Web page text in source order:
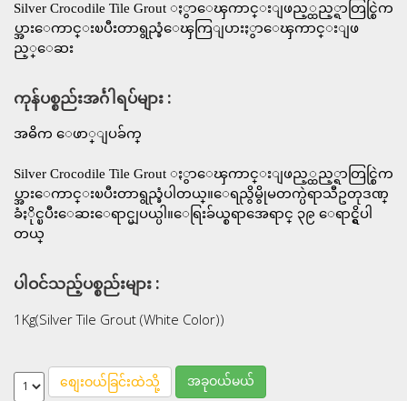
Silver Crocodile Tile Grout ႏွာေၾကာင္းျဖည့္ထည့္ရာတြင္စြဲက
ပ္အားေကာင္းၿပီးတာရွည္ခံေၾကြျပားႏွာေၾကာင္းျဖ
ည့္ေဆး
ကုန်ပစ္စည်းအင်္ဂါရပ်များ :
အဓိက ေဖာ္ျပခ်က္
Silver Crocodile Tile Grout ႏွာေၾကာင္းျဖည့္ထည့္ရာတြင္စြဲက
ပ္အားေကာင္းၿပီးတာရွည္ခံပါတယ္။ေရညွိမွိုမတက္ပဲရာသီဥတုဒဏ္
ခံႏိုင္ၿပီးေဆးေရာင္မျပယ္ပါ။ေရြးခ်ယ္စရာအေရာင္ ၃၉ ေရာင္ရွိပါ
တယ္
ပါဝင်သည့်ပစ္စည်းများ :
1Kg(Silver Tile Grout (White Color))
စျေးဝယ်ခြင်းထဲသို့ အခုဝယ်မယ်